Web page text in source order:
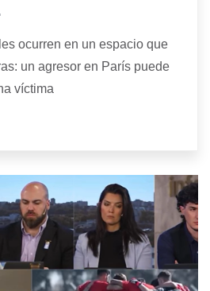
ocurren en un espacio que
un agresor en París puede
víctima